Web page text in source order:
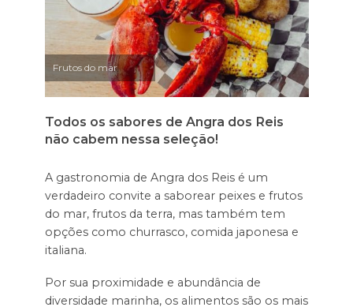
Frutos do mar
Todos os sabores de Angra dos Reis
não cabem nessa seleção!
A gastronomia de Angra dos Reis é um
verdadeiro convite a saborear peixes e frutos
do mar, frutos da terra, mas também tem
opções como churrasco, comida japonesa e
italiana.
Por sua proximidade e abundância de
diversidade marinha, os alimentos são os mais